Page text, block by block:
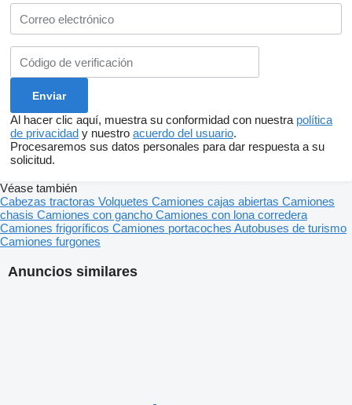
Al hacer clic aquí, muestra su conformidad con nuestra política
de privacidad y nuestro acuerdo del usuario.
Procesaremos sus datos personales para dar respuesta a su
solicitud.
Anuncios similares
Véase también
Cabezas tractoras Volquetes Camiones cajas abiertas Camiones
chasis Camiones con gancho Camiones con lona corredera
Camiones frigoríficos Camiones portacoches Autobuses de turismo
Camiones furgones